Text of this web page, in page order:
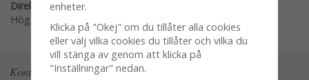
Direktlänk:
Högerklicka och kopiera adressen
Kontakta oss
enheter.
Klicka på "Okej" om du tillåter alla cookies
eller välj vilka cookies du tillåter och vilka du
vill stänga av genom att klicka på
"Inställningar" nedan.